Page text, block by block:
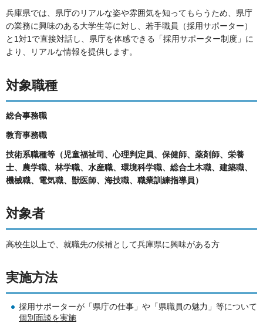
兵庫県では、県庁のリアルな姿や雰囲気を知ってもらうため、県庁
の業務に興味のある大学生等に対し、若手職員（採用サポーター）
と1対1で直接対話し、県庁を体感できる「採用サポーター制度」に
より、リアルな情報を提供します。
対象職種
総合事務職
教育事務職
技術系職種等（児童福祉司、心理判定員、保健師、薬剤師、栄養
士、農学職、林学職、水産職、環境科学職、総合土木職、建築職、
機械職、電気職、獣医師、海技職、職業訓練指導員）
対象者
高校生以上で、就職先の候補として兵庫県に興味がある方
実施方法
採用サポーターが「県庁の仕事」や「県職員の魅力」等について
個別面談を実施